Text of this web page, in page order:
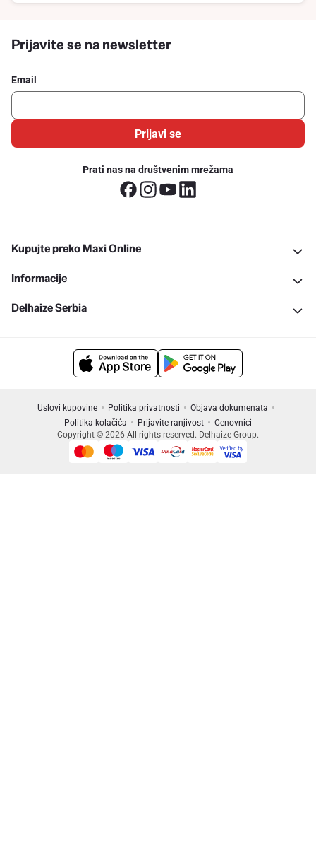
Prijavite se na newsletter
Email
Prijavi se
Prati nas na društvenim mrežama
Kupujte preko Maxi Online
Informacije
Delhaize Serbia
Uslovi kupovine Politika privatnosti
Objava dokumenata
Politika kolačića
Prijavite ranjivost
Cenovnici
Copyright © 2026 All rights reserved. Delhaize Group.